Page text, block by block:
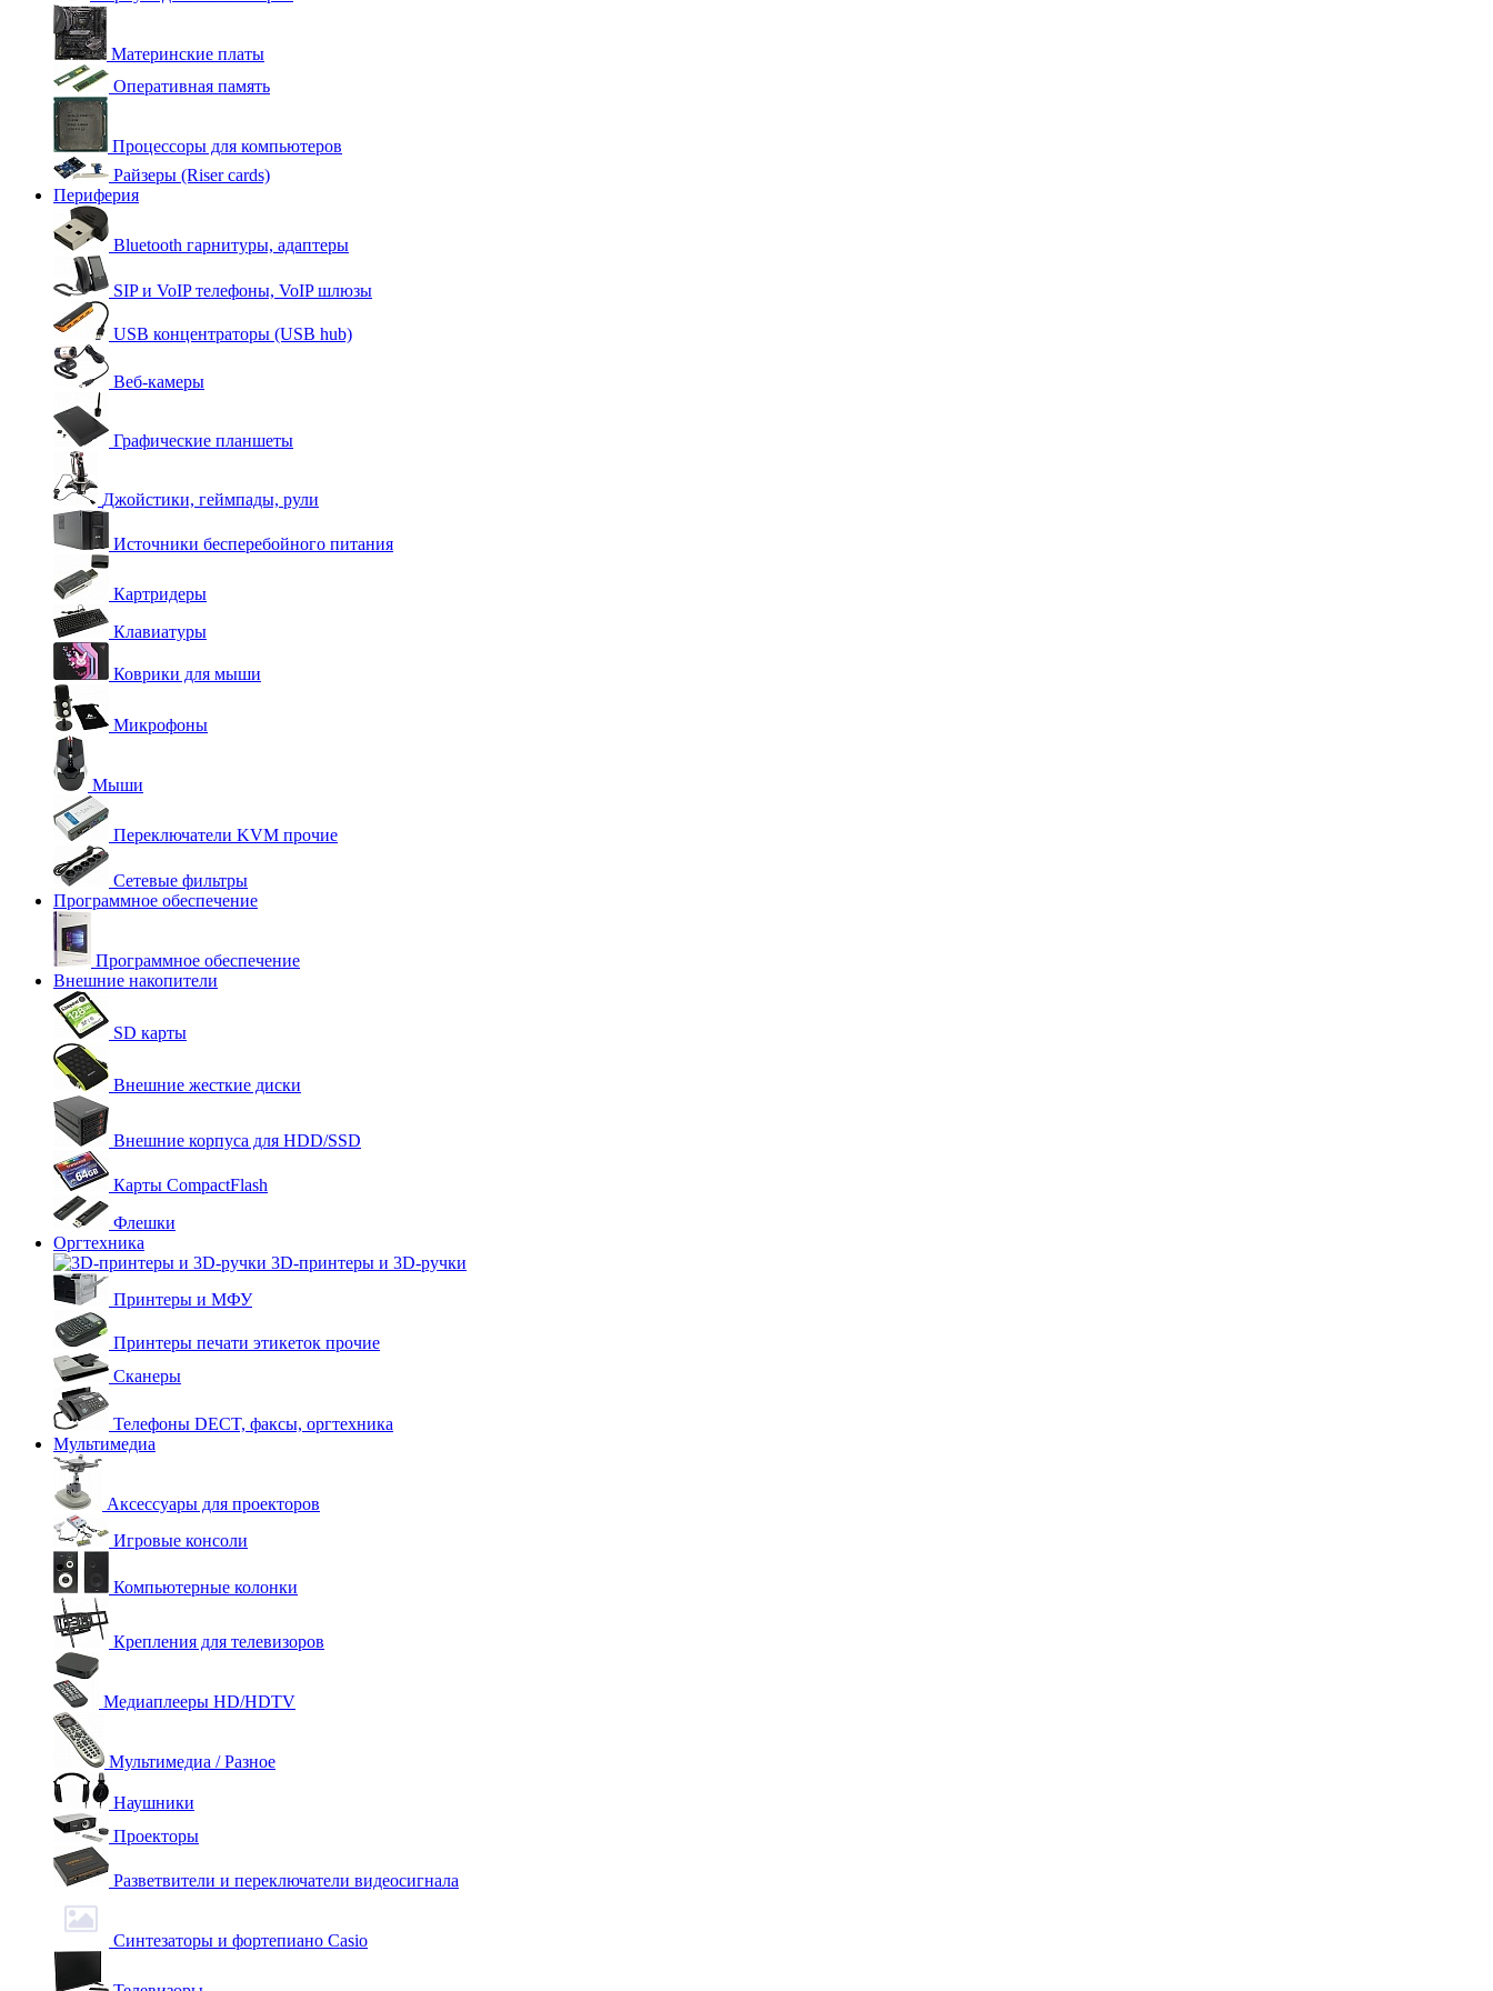
Материнские платы
Оперативная память
Процессоры для компьютеров
Райзеры (Riser cards)
Периферия
Bluetooth гарнитуры, адаптеры
SIP и VoIP телефоны, VoIP шлюзы
USB концентраторы (USB hub)
Веб-камеры
Графические планшеты
Джойстики, геймпады, рули
Источники бесперебойного питания
Картридеры
Клавиатуры
Коврики для мыши
Микрофоны
Мыши
Переключатели KVM прочие
Сетевые фильтры
Программное обеспечение
Программное обеспечение
Внешние накопители
SD карты
Внешние жесткие диски
Внешние корпуса для HDD/SSD
Карты CompactFlash
Флешки
Оргтехника
3D-принтеры и 3D-ручки
Принтеры и МФУ
Принтеры печати этикеток прочие
Сканеры
Телефоны DECT, факсы, оргтехника
Мультимедиа
Аксессуары для проекторов
Игровые консоли
Компьютерные колонки
Крепления для телевизоров
Медиаплееры HD/HDTV
Мультимедиа / Разное
Наушники
Проекторы
Разветвители и переключатели видеосигнала
Синтезаторы и фортепиано Casio